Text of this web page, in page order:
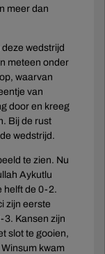
meer dan
wedstrijd
meteen onder
waarvan
van
door en kreeg
Bij de rust
wedstrijd.
te zien. Nu
Aykutlu
helft de 0-2.
zijn eerste
3. Kansen zijn
slot te gooien,
kwam